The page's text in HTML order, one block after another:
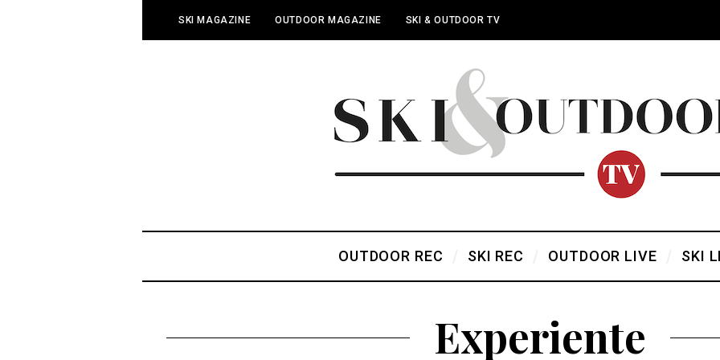
SKI MAGAZINE OUTDOOR MAGAZINE SKI & OUTDOOR TV
OUTDOOR REC SKI REC OUTDOOR LIVE SKI
Experiente